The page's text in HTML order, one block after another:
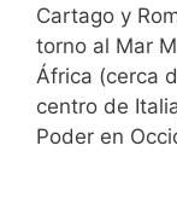
Cartago y
torno al Mar
África (cerca
centro de
Poder en